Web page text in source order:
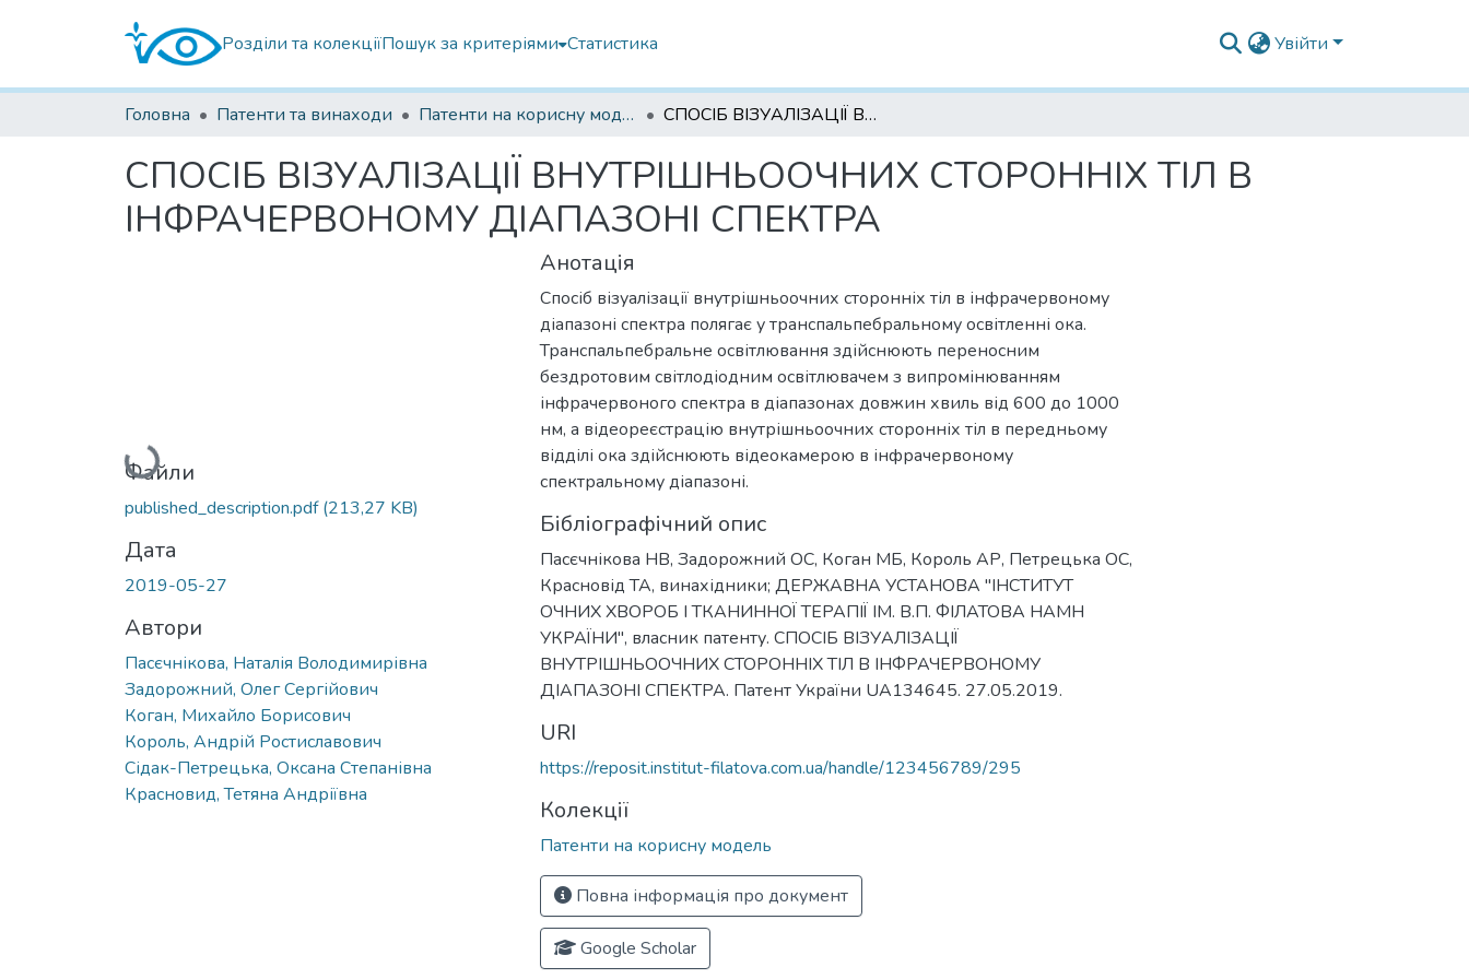
Розділи та колекціїПошук за критеріями Статистика Увійти
Головна Патенти та винаходи Патенти на корисну модель СПОСІБ ВІЗУАЛІЗАЦІЇ ВНУТРІШНЬООЧНИХ СТОРОННІХ ТІЛ В ІНФРАЧЕРВОНОМУ ДІАПАЗОНІ СПЕКТРА
СПОСІБ ВІЗУАЛІЗАЦІЇ ВНУТРІШНЬООЧНИХ СТОРОННІХ ТІЛ В
ІНФРАЧЕРВОНОМУ ДІАПАЗОНІ СПЕКТРА
Вантажиться...
Файли
published_description.pdf(213,27 KB)
Дата
2019-05-27
Автори
Пасєчнікова, Наталія Володимирівна
Задорожний, Олег Сергійович
Коган, Михайло Борисович
Король, Андрій Ростиславович
Сідак-Петрецька, Оксана Степанівна
Красновид, Тетяна Андріївна
Анотація
Спосіб візуалізації внутрішньоочних сторонніх тіл в інфрачервоному
діапазоні спектра полягає у транспальпебральному освітленні ока.
Транспальпебральне освітлювання здійснюють переносним
бездротовим світлодіодним освітлювачем з випромінюванням
інфрачервоного спектра в діапазонах довжин хвиль від 600 до 1000
нм, а відеореєстрацію внутрішньоочних сторонніх тіл в передньому
відділі ока здійснюють відеокамерою в інфрачервоному
спектральному діапазоні.
Бібліографічний опис
Пасєчнікова НВ, Задорожний ОС, Коган МБ, Король АР, Петрецька ОС,
Красновід ТА, винахідники; ДЕРЖАВНА УСТАНОВА "ІНСТИТУТ
ОЧНИХ ХВОРОБ І ТКАНИННОЇ ТЕРАПІЇ ІМ. В.П. ФІЛАТОВА НАМН
УКРАЇНИ", власник патенту. СПОСІБ ВІЗУАЛІЗАЦІЇ
ВНУТРІШНЬООЧНИХ СТОРОННІХ ТІЛ В ІНФРАЧЕРВОНОМУ
ДІАПАЗОНІ СПЕКТРА. Патент України UA134645. 27.05.2019.
URI
https://reposit.institut-filatova.com.ua/handle/123456789/295
Колекції
Патенти на корисну модель
Повна інформація про документ
Google Scholar